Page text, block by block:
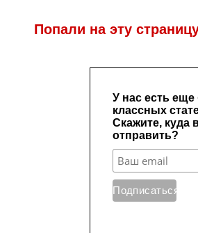
Попали на эту